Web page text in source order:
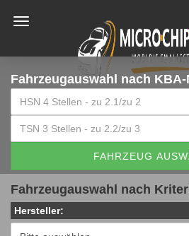
Fahrzeugauswahl nach KBA-
FAHRZEUG
Fahrzeugauswahl nach
Hersteller: